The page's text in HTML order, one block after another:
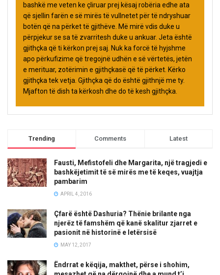
bashkë me veten ke çliruar prej kësaj robëria edhe ata
që sjellin farën e së mirës të vullnetet për të ndryshuar
botën që na përket të gjithëve. Më mirë vdis duke u
përpjekur se sa të zvarritesh duke u ankuar. Jeta është
gjithçka që ti kërkon prej saj. Nuk ka forcë të hyjshme
apo përkufizime që tregojnë udhën e së vërtetës, jetën
e merituar, zotërimin e gjithçkasë që të përket. Kërko
gjithçka tek vetja. Gjithçka që do është gjithnjë me ty.
Mjafton të dish ta kërkosh dhe do të kesh gjithçka.
Trending Comments Latest
Fausti, Mefistofeli dhe Margarita, një tragjedi e
bashkëjetimit të së mirës me të keqes, vuajtja
pambarim
APRIL 4, 2016
Çfarë është Dashuria? Thënie brilante nga
njerëz të famshëm që kanë skalitur zjarret e
pasionit në historinë e letërsisë
MAY 12, 2017
Ëndrrat e këqija, makthet, përse i shohim,